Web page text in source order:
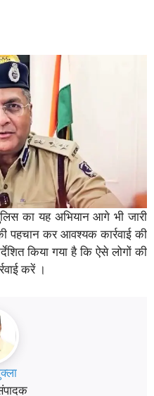
का यह अभियान आगे भी जारी
पहचान कर आवश्यक कार्रवाई की
किया गया है कि ऐसे लोगों की
करें ।